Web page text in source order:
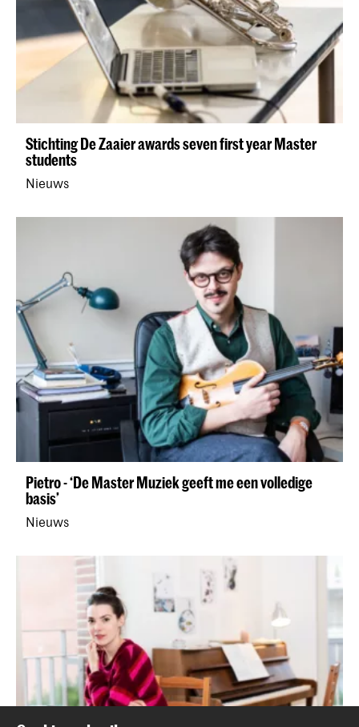
Stichting De Zaaier awards seven first year Master
students
Nieuws
Pietro - ‘De Master Muziek geeft me een volledige
basis’
Nieuws